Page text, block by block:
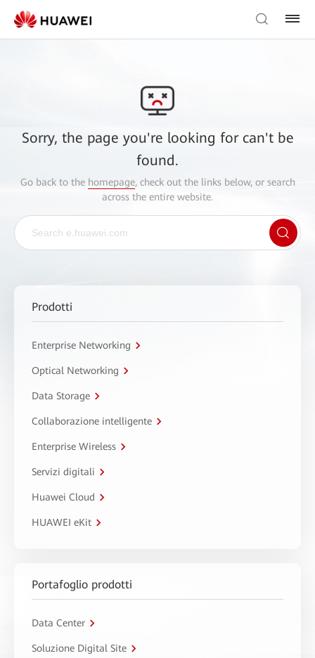
Sorry, the page you're looking for can't be
found.
Go back to the homepage, check out the links below, or search
across the entire website.
Prodotti
Enterprise Networking
Optical Networking
Data Storage
Collaborazione intelligente
Enterprise Wireless
Servizi digitali
Huawei Cloud
HUAWEI eKit
Portafoglio prodotti
Data Center
Soluzione Digital Site